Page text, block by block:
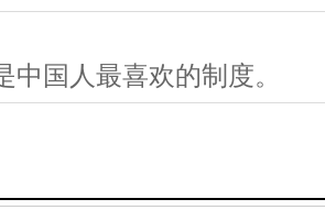
中国人最喜欢的制度。